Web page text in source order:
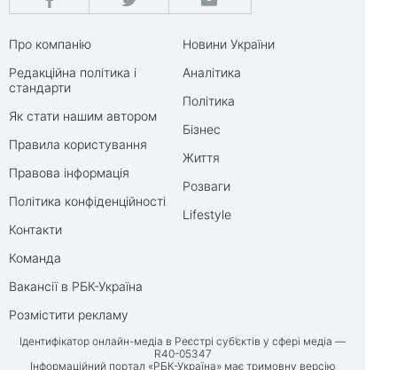
Про компанію
Редакційна політика і
стандарти
Як стати нашим автором
Правила користування
Правова інформація
Політика конфіденційності
Контакти
Команда
Вакансії в РБК-Україна
Розмістити рекламу
Новини України
Аналітика
Політика
Бізнес
Життя
Розваги
Lifestyle
Ідентифікатор онлайн-медіа в Реєстрі суб’єктів у сфері медіа —
R40-05347
Інформаційний портал «РБК-Україна» має тримовну версію